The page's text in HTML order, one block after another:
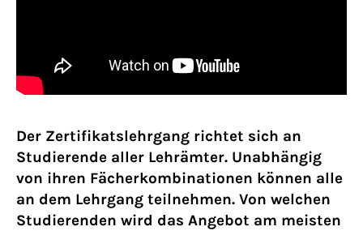
Der Zertifikatslehrgang richtet sich an
Studierende aller Lehrämter. Unabhängig
von ihren Fächerkombinationen können alle
an dem Lehrgang teilnehmen. Von welchen
Studierenden wird das Angebot am meisten